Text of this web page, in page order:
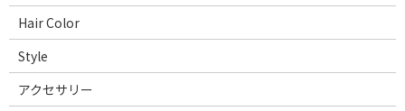
Hair Color
Style
アクセサリー